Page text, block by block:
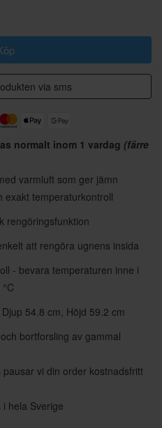
via sms
normalt inom 1 vardag (färre
varmluft som ger jämn
exakt temperaturkontroll
rengöringsfunktion
att rengöra ugnens insida
- bevara temperaturen inne i
54.8 cm, Höjd 59.2 cm
bortforsling av gammal
vi din order kostnadsfritt
hela Sverige